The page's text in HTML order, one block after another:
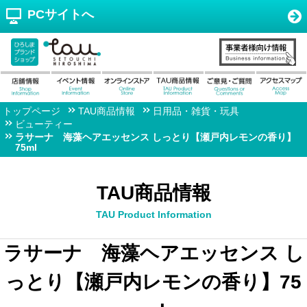
PCサイトへ
トップページ TAU商品情報
日用品・雑貨・玩具
ビューティー
ラサーナ 海藻ヘアエッセンス しっとり【瀬戸内レモンの香り】
75ml
TAU商品情報
TAU Product Information
ラサーナ 海藻ヘアエッセンス し
っとり【瀬戸内レモンの香り】75